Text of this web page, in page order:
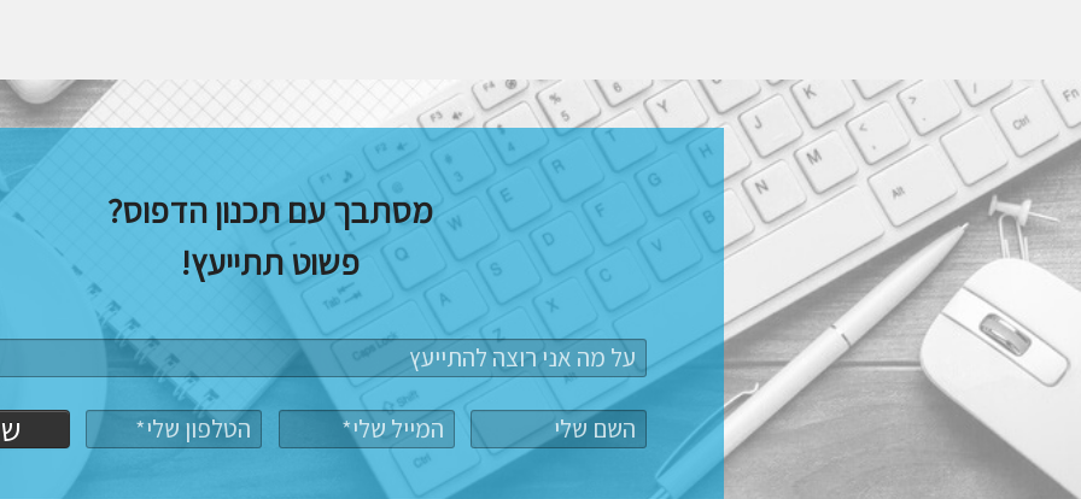
מסתבך עם תכנון הדפוס?
פשוט תתייעץ!